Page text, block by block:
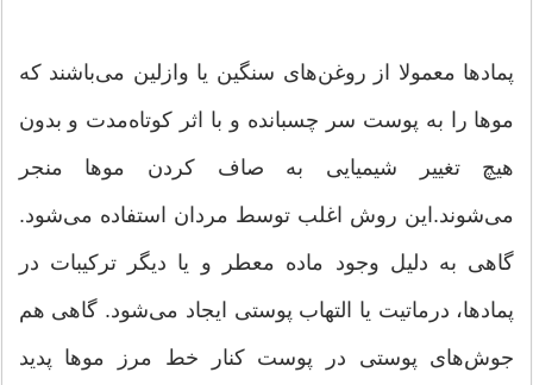
پمادها معمولا از روغن‌های سنگین یا وازلین می‌باشند که
موها را به پوست سر چسبانده و با اثر کوتاه‌مدت و بدون
هیچ تغییر شیمیایی به صاف کردن موها منجر
می‌شوند.این روش اغلب توسط مردان استفاده می‌شود.
گاهی به دلیل وجود ماده معطر و یا دیگر ترکیبات در
پمادها، درماتیت یا التهاب پوستی ایجاد می‌شود. گاهی هم
جوش‌های پوستی در پوست کنار خط مرز موها پدید